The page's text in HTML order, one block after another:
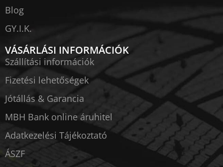
Blog
GY.I.K.
VÁSÁRLÁSI INFORMÁCIÓK
Szállítási információk
Fizetési lehetőségek
Jótállás & Garancia
MBH Bank online áruhitel
Adatkezelési Tájékoztató
ÁSZF